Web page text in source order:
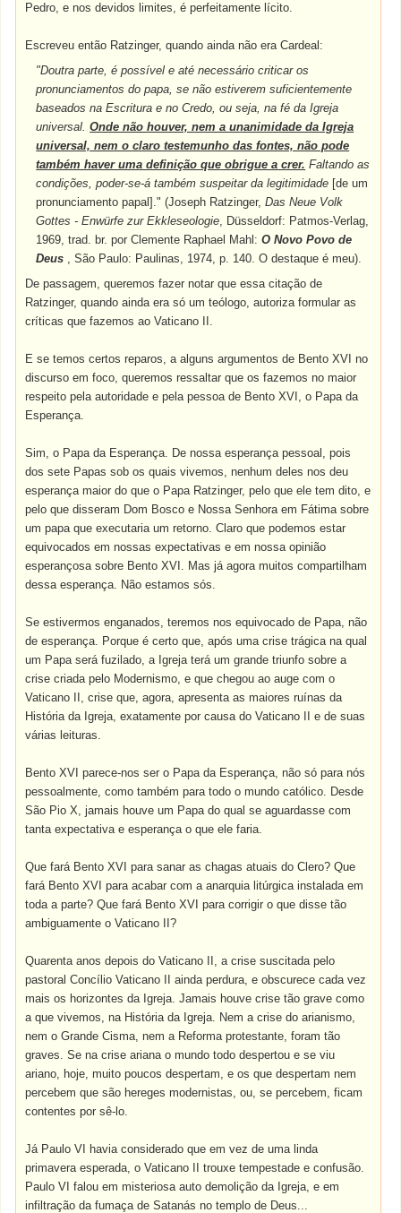
Pedro, e nos devidos limites, é perfeitamente lícito.
Escreveu então Ratzinger, quando ainda não era Cardeal:
"Doutra parte, é possível e até necessário criticar os
pronunciamentos do papa, se não estiverem suficientemente
baseados na Escritura e no Credo, ou seja, na fé da Igreja
universal.Onde não houver, nem a unanimidade da Igreja
universal, nem o claro testemunho das fontes, não pode
também haver uma definição que obrigue a crer. Faltando as
condições, poder-se-á também suspeitar da legitimidade [de um
pronunciamento papal]." (Joseph Ratzinger,Das Neue Volk
Gottes - Enwürfe zur Ekkleseologie, Düsseldorf: Patmos-Verlag,
1969, trad. br. por Clemente Raphael Mahl:O Novo Povo de
Deus , São Paulo: Paulinas, 1974, p. 140. O destaque é meu).
De passagem, queremos fazer notar que essa citação de
Ratzinger, quando ainda era só um teólogo, autoriza formular as
críticas que fazemos ao Vaticano II.
E se temos certos reparos, a alguns argumentos de Bento XVI no
discurso em foco, queremos ressaltar que os fazemos no maior
respeito pela autoridade e pela pessoa de Bento XVI, o Papa da
Esperança.
Sim, o Papa da Esperança. De nossa esperança pessoal, pois
dos sete Papas sob os quais vivemos, nenhum deles nos deu
esperança maior do que o Papa Ratzinger, pelo que ele tem dito, e
pelo que disseram Dom Bosco e Nossa Senhora em Fátima sobre
um papa que executaria um retorno. Claro que podemos estar
equivocados em nossas expectativas e em nossa opinião
esperançosa sobre Bento XVI. Mas já agora muitos compartilham
dessa esperança. Não estamos sós.
Se estivermos enganados, teremos nos equivocado de Papa, não
de esperança. Porque é certo que, após uma crise trágica na qual
um Papa será fuzilado, a Igreja terá um grande triunfo sobre a
crise criada pelo Modernismo, e que chegou ao auge com o
Vaticano II, crise que, agora, apresenta as maiores ruínas da
História da Igreja, exatamente por causa do Vaticano II e de suas
várias leituras.
Bento XVI parece-nos ser o Papa da Esperança, não só para nós
pessoalmente, como também para todo o mundo católico. Desde
São Pio X, jamais houve um Papa do qual se aguardasse com
tanta expectativa e esperança o que ele faria.
Que fará Bento XVI para sanar as chagas atuais do Clero? Que
fará Bento XVI para acabar com a anarquia litúrgica instalada em
toda a parte? Que fará Bento XVI para corrigir o que disse tão
ambiguamente o Vaticano II?
Quarenta anos depois do Vaticano II, a crise suscitada pelo
pastoral Concílio Vaticano II ainda perdura, e obscurece cada vez
mais os horizontes da Igreja. Jamais houve crise tão grave como
a que vivemos, na História da Igreja. Nem a crise do arianismo,
nem o Grande Cisma, nem a Reforma protestante, foram tão
graves. Se na crise ariana o mundo todo despertou e se viu
ariano, hoje, muito poucos despertam, e os que despertam nem
percebem que são hereges modernistas, ou, se percebem, ficam
contentes por sê-lo.
Já Paulo VI havia considerado que em vez de uma linda
primavera esperada, o Vaticano II trouxe tempestade e confusão.
Paulo VI falou em misteriosa auto demolição da Igreja, e em
infiltração da fumaça de Satanás no templo de Deus...